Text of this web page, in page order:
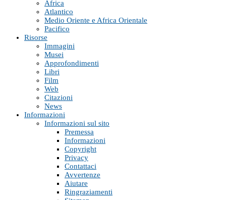
Africa
Atlantico
Medio Oriente e Africa Orientale
Pacifico
Risorse
Immagini
Musei
Approfondimenti
Libri
Film
Web
Citazioni
News
Informazioni
Informazioni sul sito
Premessa
Informazioni
Copyright
Privacy
Contattaci
Avvertenze
Aiutare
Ringraziamenti